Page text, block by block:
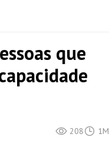
que
208 1M